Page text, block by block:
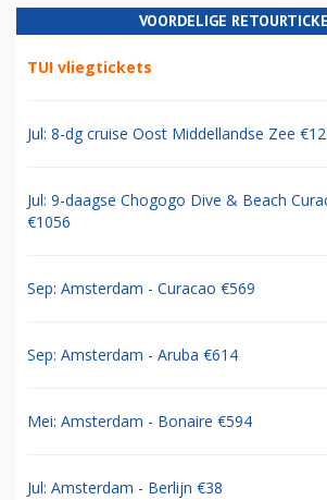
VOORDELIGE
TUI vliegtickets
Jul: 8-dg cruise Oost Middellandse Zee
Jul: 9-daagse Chogogo Dive & Beach
€1056
Sep: Amsterdam - Curacao €569
Sep: Amsterdam - Aruba €614
Mei: Amsterdam - Bonaire €594
Jul: Amsterdam - Berlijn €38